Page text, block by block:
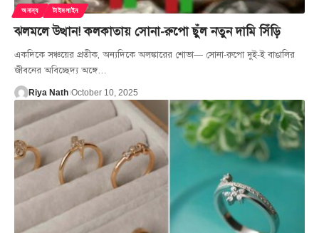
অনান্য টাইমলাইন
ঝলমলে উত্থান! কলকাতায় সোনা-রুপো ছুঁল নতুন দামি সিঁড়ি
একদিকে সঞ্চয়ের প্রতীক, অন্যদিকে অলঙ্কারের শোভা— সোনা-রুপো দুই-ই বাঙালির
জীবনের অবিচ্ছেদ্য অঙ্গে…
Riya Nath October 10, 2025